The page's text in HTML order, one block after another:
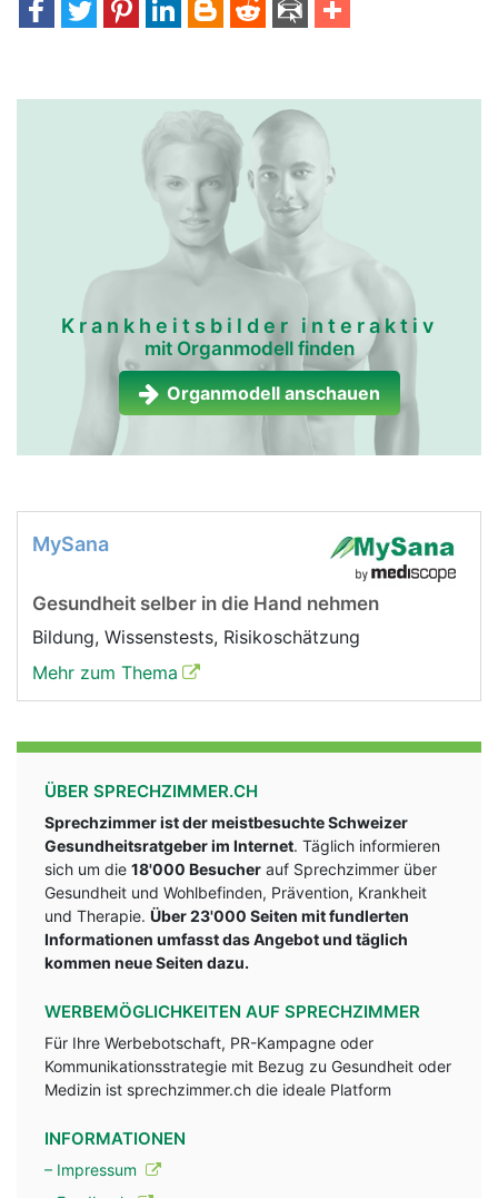
Krankheitsbilder interaktiv
mit Organmodell finden
Organmodell anschauen
MySana
Gesundheit selber in die Hand nehmen
Bildung, Wissenstests, Risikoschätzung
Mehr zum Thema
ÜBER SPRECHZIMMER.CH
Sprechzimmer ist der meistbesuchte Schweizer
Gesundheitsratgeber im Internet. Täglich informieren
sich um die 18'000 Besucher auf Sprechzimmer über
Gesundheit und Wohlbefinden, Prävention, Krankheit
und Therapie. Über 23'000 Seiten mit fundlerten
Informationen umfasst das Angebot und täglich
kommen neue Seiten dazu.
WERBEMÖGLICHKEITEN AUF SPRECHZIMMER
Für Ihre Werbebotschaft, PR-Kampagne oder
Kommunikationsstrategie mit Bezug zu Gesundheit oder
Medizin ist sprechzimmer.ch die ideale Platform
INFORMATIONEN
– Impressum